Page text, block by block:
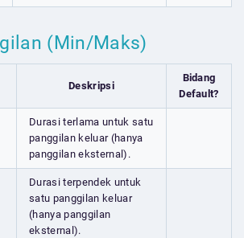
(Min/Maks)
Deskripsi
Bidang
Default?
Durasi terlama untuk satu
panggilan keluar (hanya
panggilan eksternal).
Durasi terpendek untuk
satu panggilan keluar
(hanya panggilan
eksternal).